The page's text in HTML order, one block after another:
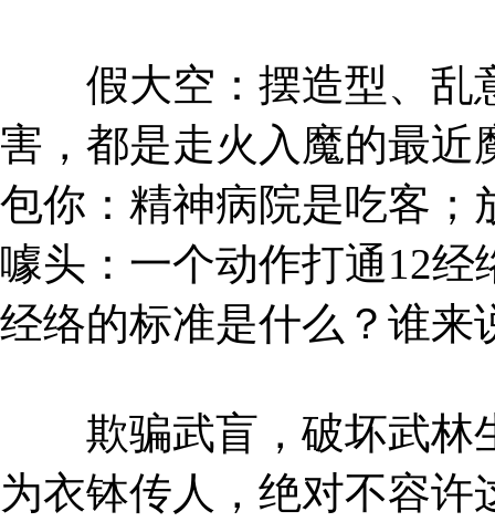
假大空：摆造型、乱
害，都是走火入魔的最近
包你：精神病院是吃客；
噱头：一个动作打通12
经络的标准是什么？谁来
欺骗武盲，破坏武林
为衣钵传人，绝对不容